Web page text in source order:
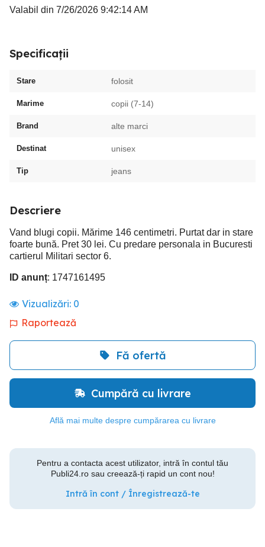
Valabil din 7/26/2026 9:42:14 AM
Specificații
Stare folosit
Marime copii (7-14)
Brand alte marci
Destinat unisex
Tip jeans
Descriere
Vand blugi copii. Mărime 146 centimetri. Purtat dar in stare
foarte bună. Pret 30 lei. Cu predare personala in Bucuresti
cartierul Militari sector 6.
ID anunț: 1747161495
Vizualizări: 0
Raportează
Fă ofertă
Cumpără cu livrare
Află mai multe despre cumpărarea cu livrare
Pentru a contacta acest utilizator, intră în contul tău
Publi24.ro sau creează-ți rapid un cont nou!
Intră în cont / Înregistrează-te